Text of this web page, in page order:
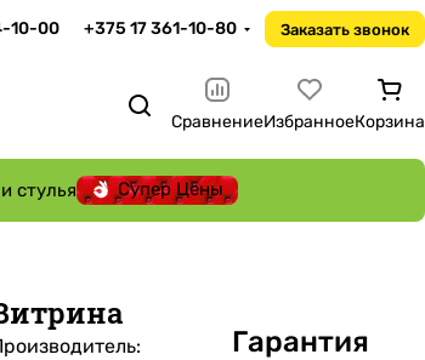
10-00 +375 17 361-10-80 Заказать звонок
СравнениеИзбранноеКорзина
стулья Супер Цены
Гарантия